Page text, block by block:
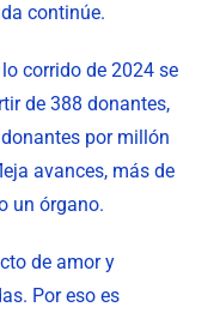
continúe.
corrido de 2024 se
de 388 donantes,
por millón
avances, más de
un órgano.
de amor y
Por eso es